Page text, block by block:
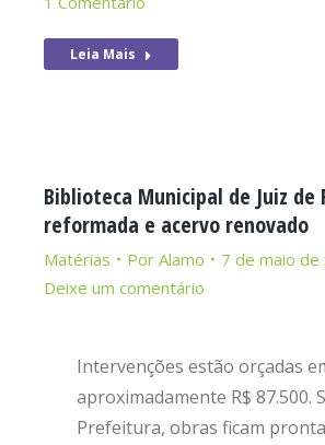
Leia Mais
Biblioteca Municipal de Juiz de
reformada e acervo renovado
Matérias Por Alamo
7 de maio de
Deixe um comentário
Intervenções estão orçadas
aproximadamente R$ 87.500.
Prefeitura, obras ficam